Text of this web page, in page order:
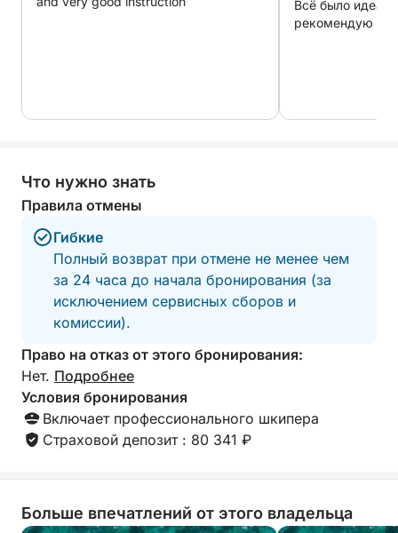
горизонт, вы вернетесь на берег с чувством, что
пережили нечто уникальное: самую аутентичную
стоимость аренды.
Всё было
рекомендую
Что нужно знать
Правила отмены
Гибкие
Полный возврат при отмене не менее чем
за 24 часа до начала бронирования (за
исключением сервисных сборов и
комиссии).
Право на отказ от этого бронирования:
Нет. Подробнее
Условия бронирования
Включает профессионального шкипера
Страховой депозит : 80 341 ₽
Больше впечатлений от этого владельца